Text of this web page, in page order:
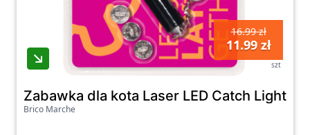
16.99 zł
11.99 zł
szt
Zabawka dla kota Laser LED Catch Light
Brico Marche